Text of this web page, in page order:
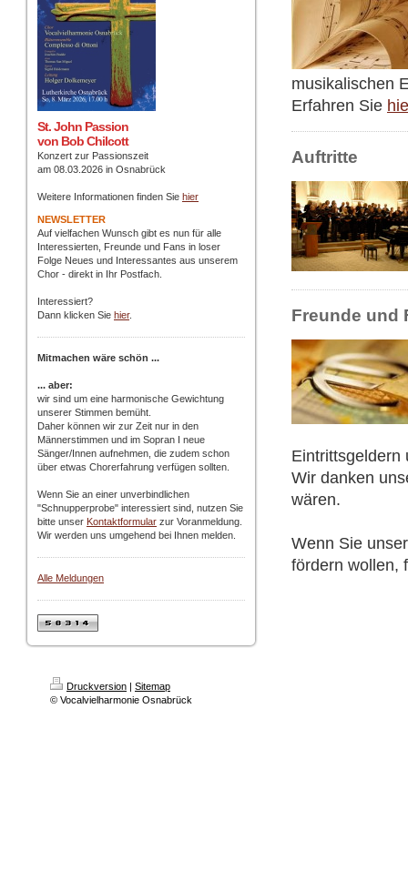
St. John Passion
von Bob Chilcott
Konzert zur Passionszeit
am 08.03.2026 in Osnabrück
Weitere Informationen finden Sie hier
NEWSLETTER
Auf vielfachen Wunsch gibt es nun für alle
Interessierten, Freunde und Fans in loser
Folge Neues und Interessantes aus unserem
Chor - direkt in Ihr Postfach
Interessiert?
Dann klicken Sie hier.
Mitmachen wäre schön ...
... aber:
wir sind um eine harmonische Gewichtung
unserer Stimmen bemüht.
Daher können wir zur Zeit nur in den
Männerstimmen und im Sopran I neue
Sänger/Innen aufnehmen, die zudem schon
über etwas Chorerfahrung verfügen sollten.
Wenn Sie an einer unverbindlichen
"Schnupperprobe" interessiert sind, nutzen Sie
bitte unser Kontaktformular zur Voranmeldung.
Wir werden uns umgehend bei Ihnen melden.
Alle Meldungen
musikalischen
Erfahren Sie
Auftritte
Freunde und
Eintrittsgeldern
Wir danken
wären.
Wenn Sie
fördern wollen,
Druckversion | Sitemap
© Vocalvielharmonie Osnabrück